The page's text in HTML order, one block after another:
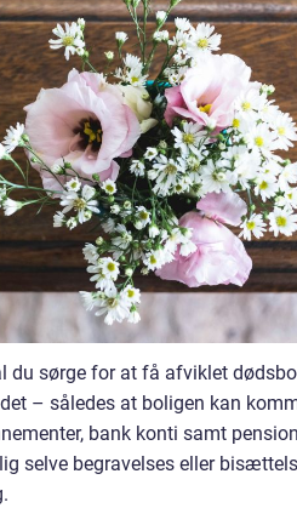
du sørge for at få afviklet
– således at boligen kan
bank konti samt
selve begravelses eller